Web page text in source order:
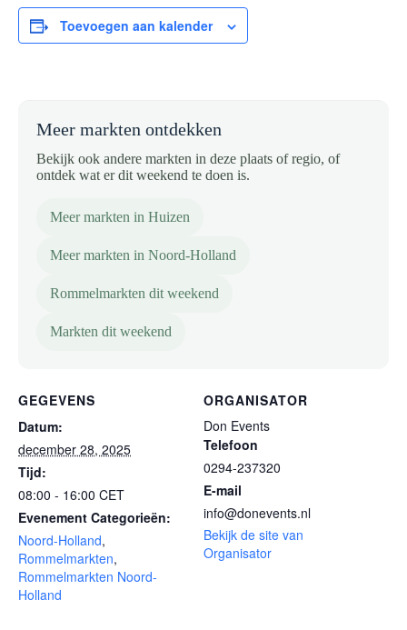
Toevoegen aan kalender
Meer markten ontdekken
Bekijk ook andere markten in deze plaats of regio, of
ontdek wat er dit weekend te doen is.
Meer markten in Huizen
Meer markten in Noord-Holland
Rommelmarkten dit weekend
Markten dit weekend
GEGEVENS
Datum:
december 28, 2025
Tijd:
08:00 - 16:00 CET
Evenement Categorieën:
Noord-Holland,
Rommelmarkten,
Rommelmarkten Noord-
Holland
ORGANISATOR
Don Events
Telefoon
0294-237320
E-mail
info@donevents.nl
Bekijk de site van
Organisator